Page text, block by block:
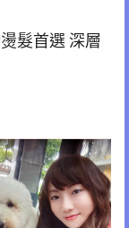
髮首選 深層